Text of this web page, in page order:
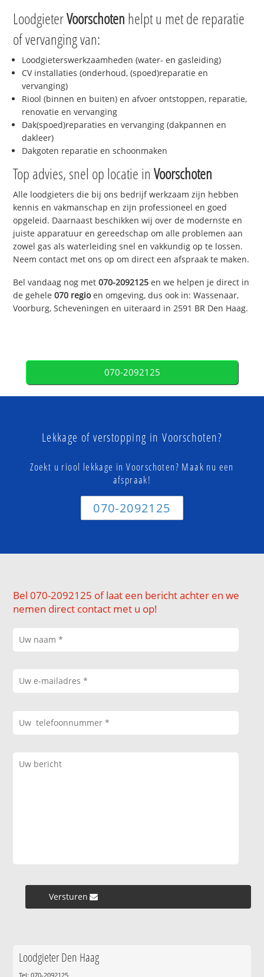
LoodgieterVoorschoten helpt u met de reparatie
of vervanging van:
Loodgieterswerkzaamheden (water- en gasleiding)
CV installaties (onderhoud, (spoed)reparatie en
vervanging)
Riool (binnen en buiten) en afvoer ontstoppen, reparatie,
renovatie en vervanging
Dak(spoed)reparaties en vervanging (dakpannen en
dakleer)
Dakgoten reparatie en schoonmaken
Top advies, snel op locatie inVoorschoten
Alle loodgieters die bij ons bedrijf werkzaam zijn hebben
kennis en vakmanschap en zijn professioneel en goed
opgeleid. Daarnaast beschikken wij over de modernste en
juiste apparatuur en gereedschap om alle problemen aan
zowel gas als waterleiding snel en vakkundig op te lossen.
Neem contact met ons op om direct een afspraak te maken.
Bel vandaag nog met070-2092125 en we helpen je direct in
de gehele070 regioen omgeving, dus ook in: Wassenaar,
Voorburg, Scheveningen en uiteraard in 2591 BR Den Haag.
070-2092125
Lekkage of verstopping in Voorschoten?
Zoekt u riool lekkage in Voorschoten? Maak nu een
afspraak!
070-2092125
Bel 070-2092125 of laat een bericht achter en we
nemen direct contact met u op!
Versturen »
Loodgieter Den Haag
Tel: 070-2092125